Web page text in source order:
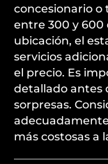
concesionario o
entre 300 y 600
ubicación, el
servicios
el precio. Es
detallado antes
sorpresas.
más costosas a